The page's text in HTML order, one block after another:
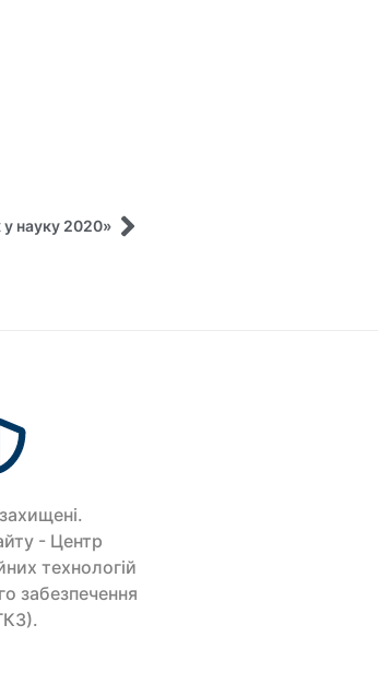
науку 2020»
- Центр
технологій
забезпечення